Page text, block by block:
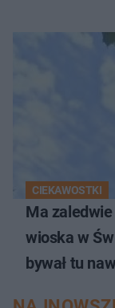
CIEKAWOSTKI
Ma
wioska w
bywał tu